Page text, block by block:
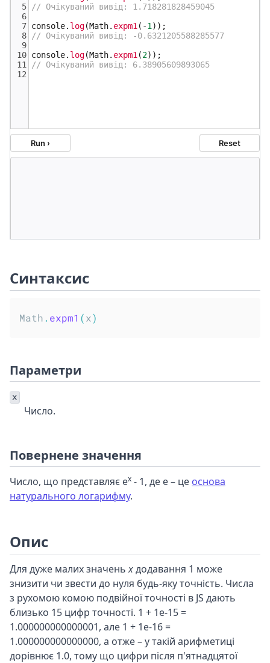
Синтаксис
Math . expm1 (x)
Параметри
x
Число.
Повернене значення
Число, що представляє ex - 1, де e – це основа
натурального логарифму.
Опис
Для дуже малих значеньxдодавання 1 може
знизити чи звести до нуля будь-яку точність. Числа
з рухомою комою подвійної точності в JS дають
близько 15 цифр точності. 1 + 1e-15 =
1.000000000000001, але 1 + 1e-16 =
1.000000000000000, а отже – у такій арифметиці
дорівнює 1.0, тому що цифри після п'ятнадцятої